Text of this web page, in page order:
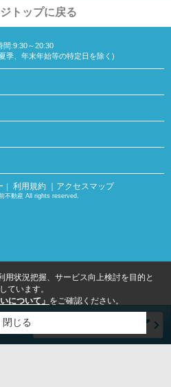
トップに戻る
間:9:30～20:30
季、年末年始等の特定日を除く)
｜ 利用規約 ｜アクセスマップ
不動産 All rights reserved.
用状況把握、サービス向上検討を目的と
ています。
について」 をご確認ください。
閉じる